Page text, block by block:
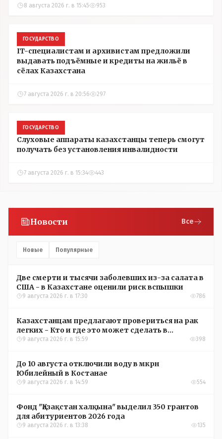
8 августа 2026 г. в 15:45 953
ГОСУДАРСТВО
IT-специалистам и архивистам предложили
выдавать подъёмные и кредиты на жильё в
сёлах Казахстана
7 августа 2026 г. в 20:56 297
ГОСУДАРСТВО
Слуховые аппараты казахстанцы теперь смогут
получать без установления инвалидности
7 августа 2026 г. в 15:34 443
Новости Все
Новые Популярные
Две смерти и тысячи заболевших из-за салата в
США - в Казахстане оценили риск вспышки
9 августа 2026 г. в 17:30 786
Казахстанцам предлагают провериться на рак
легких - Кто и где это может сделать в
Костанайской области
9 августа 2026 г. в 15:59 398
До 10 августа отключили воду в мкрн
Юбилейный в Костанае
9 августа 2026 г. в 14:59 554
Фонд "Қазақстан халқына" выделил 350 грантов
для абитуриентов 2026 года
9 августа 2026 г. в 13:38 135